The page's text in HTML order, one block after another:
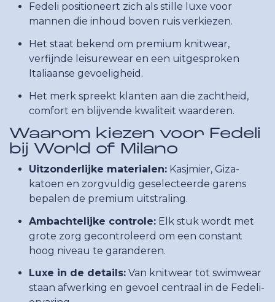
Fedeli positioneert zich als stille luxe voor
mannen die inhoud boven ruis verkiezen.
Het staat bekend om premium knitwear,
verfijnde leisurewear en een uitgesproken
Italiaanse gevoeligheid.
Het merk spreekt klanten aan die zachtheid,
comfort en blijvende kwaliteit waarderen.
Waarom kiezen voor Fedeli
bij World of Milano
Uitzonderlijke materialen: Kasjmier, Giza-
katoen en zorgvuldig geselecteerde garens
bepalen de premium uitstraling.
Ambachtelijke controle: Elk stuk wordt met
grote zorg gecontroleerd om een constant
hoog niveau te garanderen.
Luxe in de details: Van knitwear tot swimwear
staan afwerking en gevoel centraal in de Fedeli-